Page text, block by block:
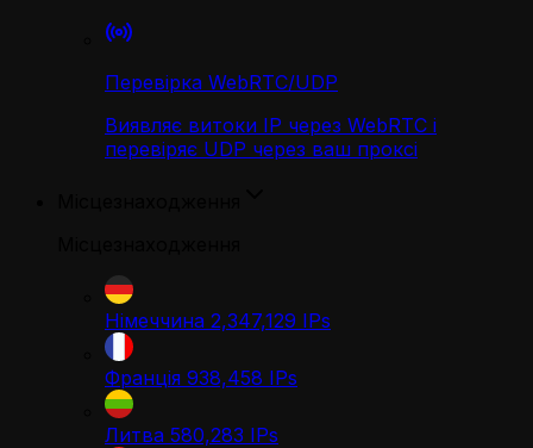
Перевірка WebRTC/UDP
Виявляє витоки IP через WebRTC і
перевіряє UDP через ваш проксі
Німеччина 2,347,129 IPs
Франція 938,458 IPs
Литва 580,283 IPs